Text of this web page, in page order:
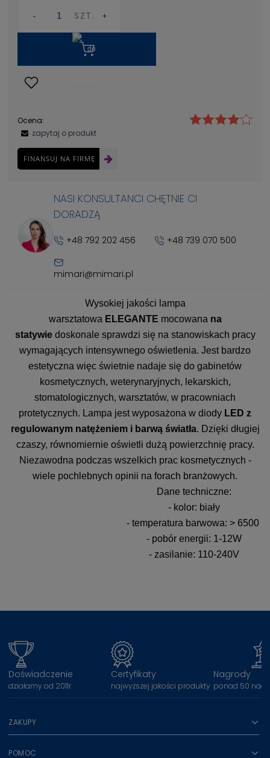
SZT.
Ocena:
zapytaj o produkt
FINANSUJ NA FIRMĘ
NASI KONSULTANCI CHĘTNIE CI
DORADZĄ
+48 792 202 456 +48 739 070 500
mimari@mimari.pl
Wysokiej jakości lampa
warsztatowa ELEGANTE mocowana na
statywiedoskonale sprawdzi się na stanowiskach pracy
wymagających intensywnego oświetlenia. Jest bardzo
estetyczna więc świetnie nadaje się do gabinetów
kosmetycznych, weterynaryjnych, lekarskich,
stomatologicznych, warsztatów, w pracowniach
protetycznych. Lampa jest wyposażona w diody LED z
regulowanym natężeniem i barwą światła. Dzięki długiej
czaszy, równomiernie oświetli dużą powierzchnię pracy.
Niezawodna podczas wszelkich prac kosmetycznych -
wiele pochlebnych opinii na forach branżowych.
Dane techniczne:
- kolor: biały
- temperatura barwowa: > 6500
- pobór energii: 1-12W
- zasilanie: 110-240V
Doświadczenie
działamy od 2011r.
Certyfikaty
najwyższej jakości produkty
Nagrody
ponad 50
ZAKUPY
POMOC